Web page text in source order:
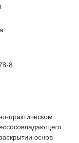
8
практическом
основ